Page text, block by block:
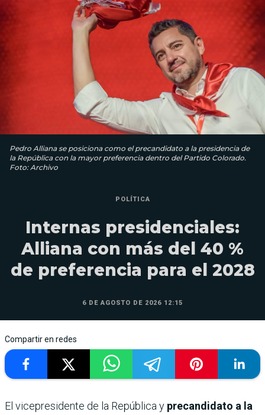
Pedro Alliana se posiciona como el precandidato a la presidencia de
la República con la mayor preferencia dentro del Partido Colorado.
Foto: Archivo
POLÍTICA
Internas presidenciales:
Alliana con más del 40 %
de preferencia para el 2028
6 DE AGOSTO DE 2026 12:15
Compartir en redes
El vicepresidente de la República y precandidato a la